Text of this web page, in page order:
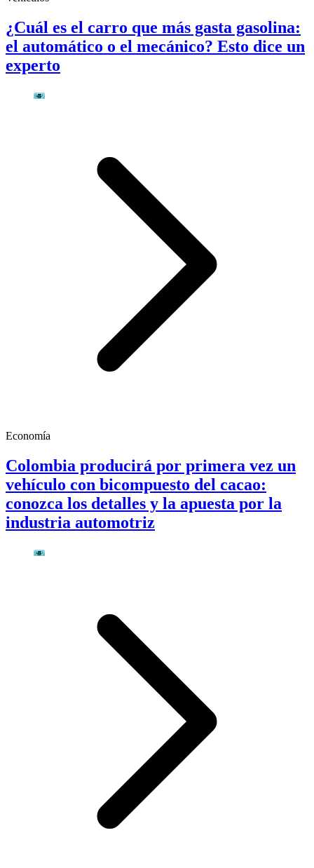
¿Cuál es el carro que más gasta gasolina:
el automático o el mecánico? Esto dice un
experto
Economía
Colombia producirá por primera vez un
vehículo con bicompuesto del cacao:
conozca los detalles y la apuesta por la
industria automotriz